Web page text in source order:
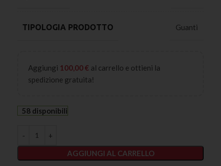
TIPOLOGIA PRODOTTO Guanti
Aggiungi 100,00€ al carrello e ottieni la
spedizione gratuita!
58 disponibili
AGGIUNGI AL CARRELLO